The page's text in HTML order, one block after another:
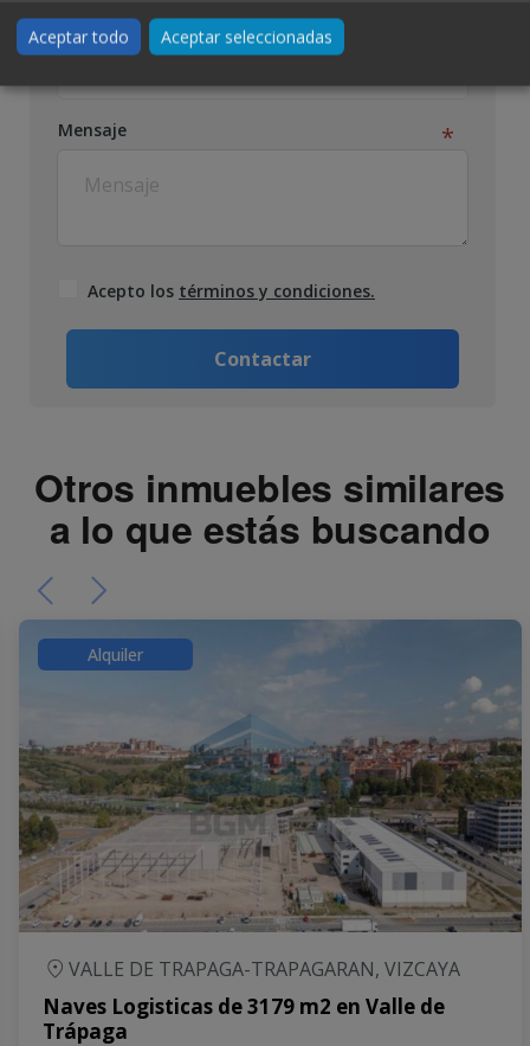
Tipo de contrato:
Mensaje
Acepto los términos y condiciones.
Contactar
Otros inmuebles similares
a lo que estás buscando
VALLE DE TRAPAGA-TRAPAGARAN, VIZCAYA
Naves Logisticas de 3179 m2 en Valle de
Trápaga
Alquiler
Aceptar todo Aceptar seleccionadas